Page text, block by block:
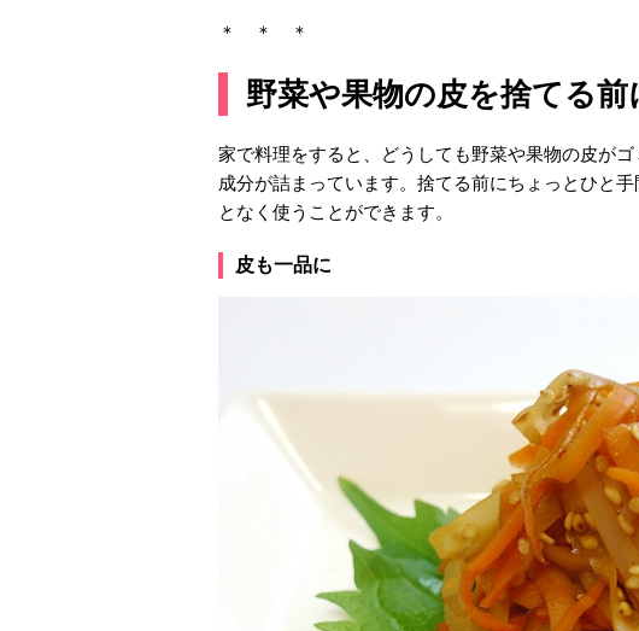
＊ ＊ ＊
野菜や果物の皮を捨てる前
家で料理をすると、どうしても野菜や果物の皮が
成分が詰まっています。捨てる前にちょっとひと
となく使うことができます。
皮も一品に